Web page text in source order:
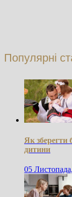
Популярні
Як зберегти
дитини
05